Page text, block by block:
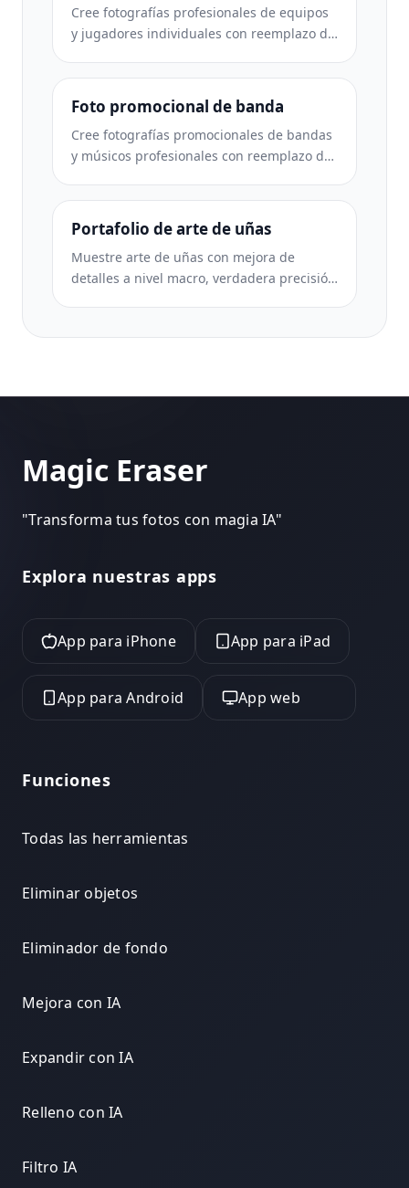
Cree fotografías profesionales de equipos
y jugadores individuales con reemplazo de
fondos de estadio o estudio para plantillas
y programas.
Foto promocional de banda
Cree fotografías promocionales de bandas
y músicos profesionales con reemplazo de
iluminación y resultados listos para
imprimir para kits de prensa y
presentaciones de lugares.
Portafolio de arte de uñas
Muestre arte de uñas con mejora de
detalles a nivel macro, verdadera precisión
portafolios de Instagram y páginas de
Magic Eraser
"Transforma tus fotos con magia IA"
Explora nuestras apps
App para iPhone App para iPad
App para Android App web
Funciones
Todas las herramientas
Eliminar objetos
Eliminador de fondo
Mejora con IA
Expandir con IA
Relleno con IA
Filtro IA